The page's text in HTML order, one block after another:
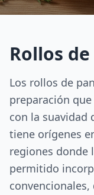
Rollos
Los rollos de
preparación
con la suavidad
tiene orígenes
regiones donde
permitido